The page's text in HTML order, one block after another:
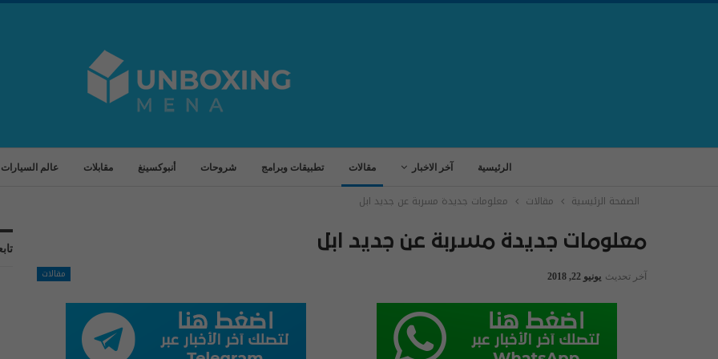
الرئيسية آخر الاخبار مقالات تطبيقات وبرامج شروحات أنبوكسينغ مقابلات عالم السيارات
الصفحة الرئيسية مقالات معلومات جديدة مسربة عن جديد ابل
معلومات جديدة مسربة عن جديد ابل
مقالات آخر تحديث يونيو 22, 2018